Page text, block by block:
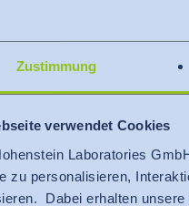
Zustimmung
verwendet Cookies
Laboratories
zu personalisieren,
Dabei erhalten